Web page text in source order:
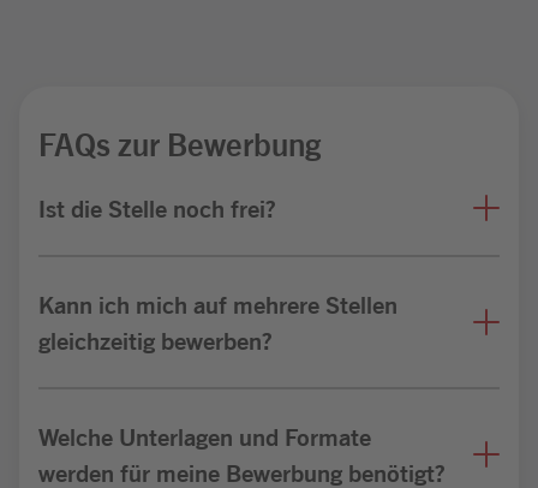
FAQs zur Bewerbung
Ist die Stelle noch frei?
Kann ich mich auf mehrere Stellen
gleichzeitig bewerben?
Welche Unterlagen und Formate
werden für meine Bewerbung benötigt?